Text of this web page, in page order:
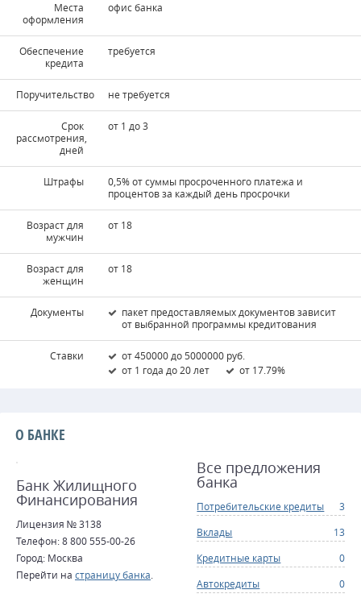
Места
оформления
офис банка
Обеспечение
кредита
требуется
Поручительство не требуется
Срок
рассмотрения,
дней
от 1 до 3
Штрафы
0,5% от суммы просроченного платежа и
процентов за каждый день просрочки
Возраст для
мужчин
от 18
Возраст для
женщин
от 18
Документы
пакет предоставляемых документов зависит
от выбранной программы кредитования
Ставки
от 450000 до 5000000 руб.
от 1 года до 20 лет
от 17.79%
О БАНКЕ
Банк Жилищного
Финансирования
Лицензия № 3138
Телефон: 8 800 555-00-26
Город: Москва
Перейти на страницу банка
Все предложения
банка
Потребительские кредиты
3
Вклады
13
Кредитные карты
0
Автокредиты
0